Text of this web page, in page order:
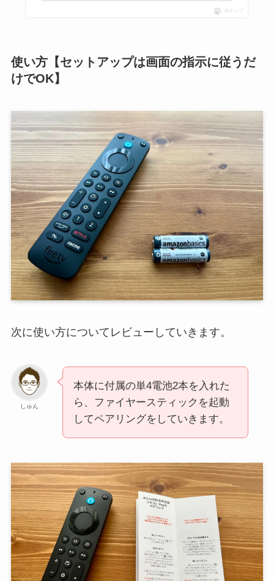
ポチップ
使い方【セットアップは画面の指示に従うだ
けでOK】
次に使い方についてレビューしていきます。
しゅん
本体に付属の単4電池2本を入れた
ら、ファイヤースティックを起動
してペアリングをしていきます。